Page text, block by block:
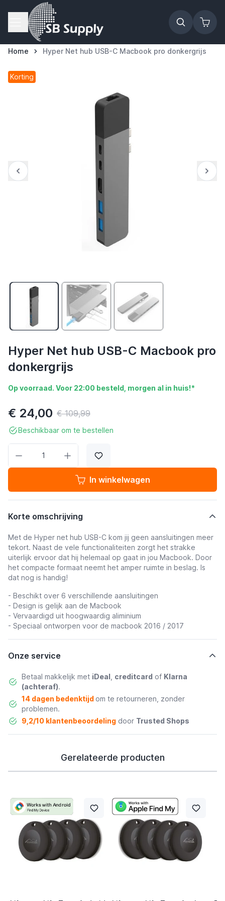
Ga naar de inhoud
Home Hyper Net hub USB-C Macbook pro donkergrijs
Korting
Hyper Net hub USB-C Macbook pro
donkergrijs
Op voorraad. Voor 22:00 besteld, morgen al in huis!*
€ 24,00 € 109,99
Beschikbaar om te bestellen
In winkelwagen
Korte omschrijving
Met de Hyper net hub USB-C kom jij geen aansluitingen meer
tekort. Naast de vele functionaliteiten zorgt het strakke
uiterlijk ervoor dat hij helemaal op gaat in jou Macbook. Door
het compacte formaat neemt het amper ruimte in beslag. Is
dat nog is handig!
- Beschikt over 6 verschillende aansluitingen
- Design is gelijk aan de Macbook
- Vervaardigd uit hoogwaardig aliminium
- Speciaal ontworpen voor de macbook 2016 / 2017
Onze service
Betaal makkelijk met iDeal creditcard of Klarna
(achteraf).
14 dagen bedenktijd om te retourneren, zonder
problemen.
9,2/10 klantenbeoordelingdoor Trusted Shops
Gerelateerde producten